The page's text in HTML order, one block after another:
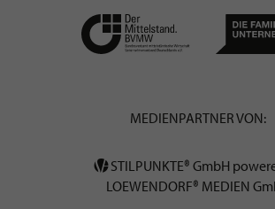
MEDIENPARTNER VON:
STILPUNKTE® GmbH
LOEWENDORF® MEDIEN